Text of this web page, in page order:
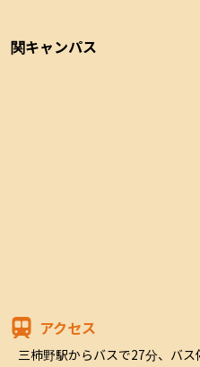
関キャンパス
アクセス
三柿野駅からバスで27分、バ